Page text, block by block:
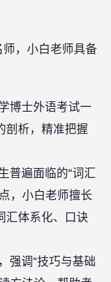
，小白老师具备
博士外语考试一
剖析，精准把握
普遍面临的“词汇
，小白老师擅长
汇体系化、口诀
强调“技巧与基础